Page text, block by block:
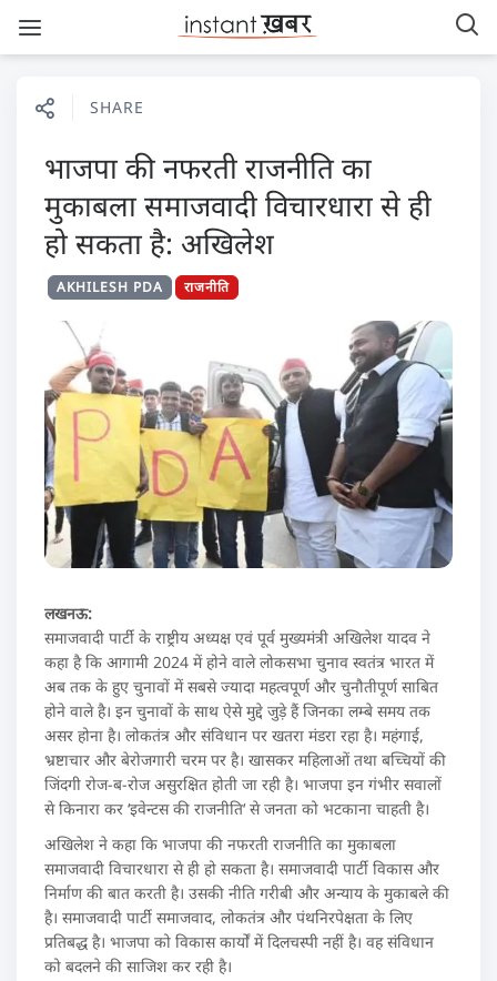
SHARE
भाजपा की नफरती राजनीति का
मुकाबला समाजवादी विचारधारा से ही
हो सकता है: अखिलेश
AKHILESH PDA राजनीति
लखनऊ:
समाजवादी पार्टी के राष्ट्रीय अध्यक्ष एवं पूर्व मुख्यमंत्री अखिलेश यादव ने
कहा है कि आगामी 2024 में होने वाले लोकसभा चुनाव स्वतंत्र भारत में
अब तक के हुए चुनावों में सबसे ज्यादा महत्वपूर्ण और चुनौतीपूर्ण साबित
होने वाले है। इन चुनावों के साथ ऐसे मुद्दे जुड़े हैं जिनका लम्बे समय तक
असर होना है। लोकतंत्र और संविधान पर खतरा मंडरा रहा है। महंगाई,
भ्रष्टाचार और बेरोजगारी चरम पर है। खासकर महिलाओं तथा बच्चियों की
जिंदगी रोज-ब-रोज असुरक्षित होती जा रही है। भाजपा इन गंभीर सवालों
से किनारा कर ‘इवेन्टस की राजनीति‘ से जनता को भटकाना चाहती है।
अखिलेश ने कहा कि भाजपा की नफरती राजनीति का मुकाबला
समाजवादी विचारधारा से ही हो सकता है। समाजवादी पार्टी विकास और
निर्माण की बात करती है। उसकी नीति गरीबी और अन्याय के मुकाबले की
है। समाजवादी पार्टी समाजवाद, लोकतंत्र और पंथनिरपेक्षता के लिए
प्रतिबद्ध है। भाजपा को विकास कार्यों में दिलचस्पी नहीं है। वह संविधान
को बदलने की साजिश कर रही है।